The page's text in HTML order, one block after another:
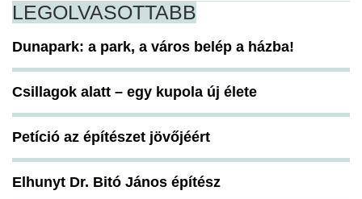
LEGOLVASOTTABB
Dunapark: a park, a város belép a házba!
Csillagok alatt – egy kupola új élete
Petíció az építészet jövőjéért
Elhunyt Dr. Bitó János építész